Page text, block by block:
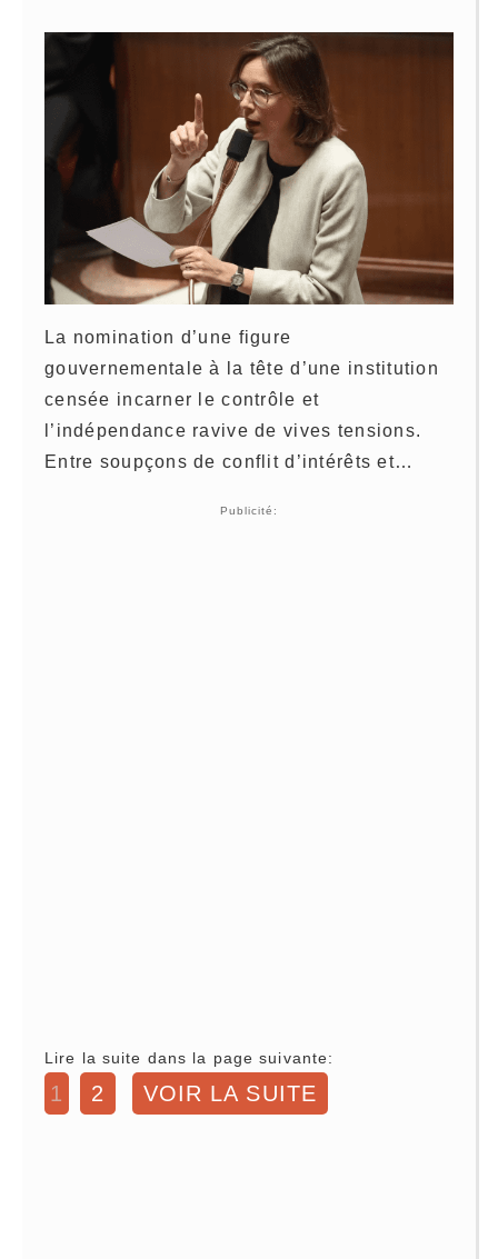
La nomination d’une figure
gouvernementale à la tête d’une institution
censée incarner le contrôle et
l’indépendance ravive de vives tensions.
Entre soupçons de conflit d’intérêts et…
Publicité:
Lire la suite dans la page suivante:
1 2 VOIR LA SUITE